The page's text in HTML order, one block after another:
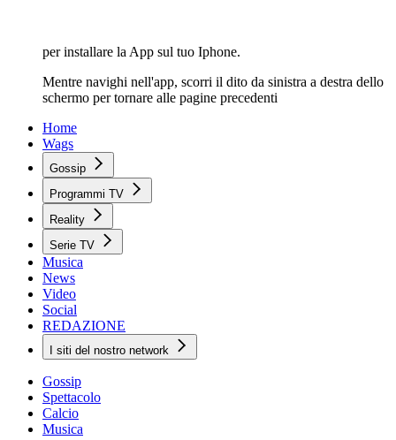
per installare la App sul tuo Iphone.
Mentre navighi nell'app, scorri il dito da sinistra a destra dello
schermo per tornare alle pagine precedenti
Home
Wags
Gossip
Programmi TV
Reality
Serie TV
Musica
News
Video
Social
REDAZIONE
I siti del nostro network
Gossip
Spettacolo
Calcio
Musica